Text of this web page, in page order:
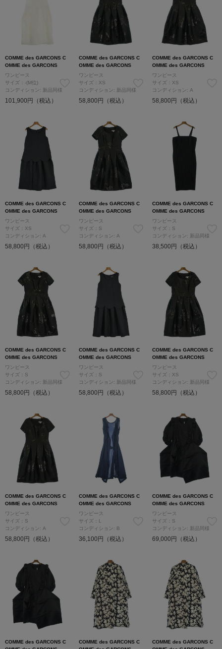
COMME des GARCONS C
OMME des GARCONS
ワンピース
サイズ：-(M位)
コンディション: 新品同様
101,900円（税込）
COMME des GARCONS C
OMME des GARCONS
ワンピース
サイズ：XS
コンディション: 新品同様
58,800円（税込）
COMME des GARCONS C
OMME des GARCONS
ワンピース
サイズ：XS
コンディション: A
58,800円（税込）
COMME des GARCONS C
OMME des GARCONS
ワンピース
サイズ：XS
コンディション: A
58,800円（税込）
COMME des GARCONS C
OMME des GARCONS
ワンピース
サイズ：S
コンディション: A
58,800円（税込）
COMME des GARCONS C
OMME des GARCONS
ワンピース
サイズ：S
コンディション: 新品同様
38,500円（税込）
COMME des GARCONS C
OMME des GARCONS
ワンピース
サイズ：S
コンディション: 新品同様
58,800円（税込）
COMME des GARCONS C
OMME des GARCONS
ワンピース
サイズ：S
コンディション: 新品同様
58,800円（税込）
COMME des GARCONS C
OMME des GARCONS
ワンピース
サイズ：XS
コンディション: 新品同様
58,800円（税込）
COMME des GARCONS C
OMME des GARCONS
ワンピース
サイズ：S
コンディション: A
58,800円（税込）
COMME des GARCONS C
OMME des GARCONS
ワンピース
サイズ：L
コンディション: B
36,100円（税込）
COMME des GARCONS C
OMME des GARCONS
ワンピース
サイズ：S
コンディション: 新品同様
69,000円（税込）
COMME des GARCONS C
COMME des GARCONS C
COMME des GARCONS C